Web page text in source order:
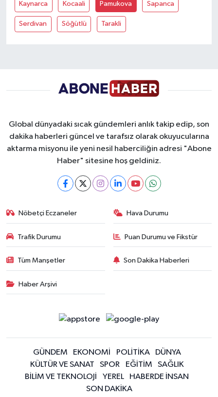
Kaynarca Kocaali Pamukova Sapanca
Serdivan Söğütlü Tarakli
Global dünyadaki sıcak gündemleri anlık takip edip, son
dakika haberleri güncel ve tarafsız olarak okuyucularına
aktarma misyonu ile yeni nesil haberciliğin adresi "Abone
Haber" sitesine hoş geldiniz.
Nöbetçi Eczaneler Hava Durumu
Trafik Durumu Puan Durumu ve Fikstür
Tüm Manşetler Son Dakika Haberleri
Haber Arşivi
GÜNDEM EKONOMİ POLİTİKA
DÜNYA
KÜLTÜR VE SANAT
SPOR EĞİTİM
SAĞLIK
BİLİM VE TEKNOLOJİ
YEREL
HABERDE İNSAN
SON DAKİKA
Yerel
AboneHaber Özel